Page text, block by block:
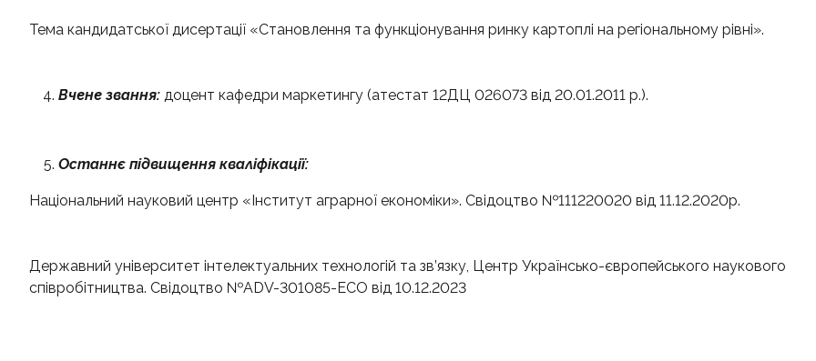
Тема кандидатської дисертації «Становлення та функціонування ринку картоплі на регіональному рівні».
Вчене звання: доцент кафедри маркетингу (атестат 12ДЦ 026073 від 20.01.2011 р.).
Останнє підвищення кваліфікації:
Національний науковий центр «Інститут аграрної економіки». Свідоцтво №111220020 від 11.12.2020р.
Державний університет інтелектуальних технологій та зв’язку, Центр Українсько-європейського наукового
співробітництва. Свідоцтво №ADV-301085-ЕСО від 10.12.2023